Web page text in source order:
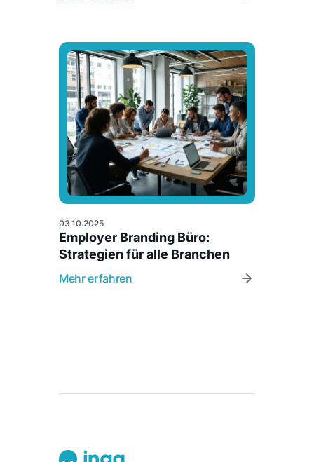
03.10.2025
Employer Branding Büro:
Strategien für alle Branchen
Mehr erfahren